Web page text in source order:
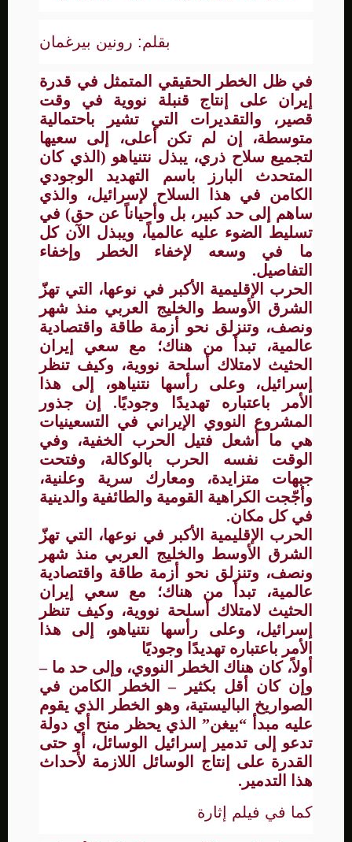
بقلم: رونين بيرغمان
في ظل الخطر الحقيقي المتمثل في قدرة
إيران على إنتاج قنبلة نووية في وقت
قصير، والتقديرات التي تشير باحتمالية
متوسطة، إن لم تكن أعلى، إلى سعيها
لتجميع سلاح ذري، يبذل نتنياهو (الذي كان
المتحدث البارز باسم التهديد الوجودي
الكامن في هذا السلاح لإسرائيل، والذي
ساهم إلى حد كبير، بل وأحياناً عن حق) في
تسليط الضوء عليه عالمياً، ويبذل الآن كل
ما في وسعه لإخفاء الخطر وإخفاء
التفاصيل.
الحرب الإقليمية الأكبر في نوعها، التي تهزّ
الشرق الأوسط والخليج العربي منذ شهر
ونصف، وتنزلق نحو أزمة طاقة واقتصادية
عالمية، تبدأ من هناك؛ مع سعي إيران
الحثيث لامتلاك أسلحة نووية، وكيف تنظر
إسرائيل، وعلى رأسها نتنياهو، إلى هذا
الأمر باعتباره تهديدًا وجوديًا. إن جذور
المشروع النووي الإيراني في التسعينيات
هي ما أشعل فتيل الحرب الخفية، وفي
الوقت نفسه الحرب بالوكالة، وفتحت
جبهات متزايدة، ومعارك سرية وعلنية،
وأجّجت الكراهية القومية والطائفية والدينية
في كل مكان.
الحرب الإقليمية الأكبر في نوعها، التي تهزّ
الشرق الأوسط والخليج العربي منذ شهر
ونصف، وتنزلق نحو أزمة طاقة واقتصادية
عالمية، تبدأ من هناك؛ مع سعي إيران
الحثيث لامتلاك أسلحة نووية، وكيف تنظر
إسرائيل، وعلى رأسها نتنياهو، إلى هذا
الأمر باعتباره تهديدًا وجوديًا
أولاً، كان هناك الخطر النووي، وإلى حد ما –
وإن كان أقل بكثير – الخطر الكامن في
الصواريخ الباليستية، وهو الخطر الذي يقوم
عليه مبدأ “بيغن” الذي يحظر منح أي دولة
تدعو إلى تدمير إسرائيل الوسائل، أو حتى
القدرة على إنتاج الوسائل اللازمة لأحداث
هذا التدمير.
كما في فيلم إثارة